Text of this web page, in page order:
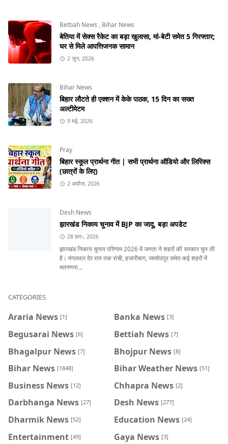
Bettiah News , Bihar News
बेतिया में सेक्स रैकेट का बड़ा खुलासा, मां-बेटी समेत 5 गिरफ्तार;
घर से मिले आपत्तिजनक सामान
2 जून, 2026
Bihar News
बिहार लौटते ही एक्शन में केके पाठक, 15 दिन का सख्त
अल्टीमेटम
9 मई, 2026
Pray
बिहार स्कूल प्रार्थना गीत | सभी प्रार्थना ऑडियो और लिरिक्स
(छात्रों के लिए)
2 अप्रैल, 2026
Desh News
झारखंड निकाय चुनाव में BJP का जादू, बड़ा अपडेट
28 फ़र॰, 2026
झारखंड निकाय चुनाव परिणाम 2026 में जनता ने शहरों की सरकार चुन ली
है। मंगलवार देर रात तक रांची, हजारीबाग, जमशेदपुर समेत कई शहरों में
मतगणना...
CATEGORIES
Araria News [1] Banka News [3]
Begusarai News [6] Bettiah News [7]
Bhagalpur News [7] Bhojpur News [8]
Bihar News [1848] Bihar Weather News [51]
Business News [12] Chhapra News [2]
Darbhanga News [27] Desh News [277]
Dharmik News [52] Education News [24]
Entertainment [49] Gaya News [3]